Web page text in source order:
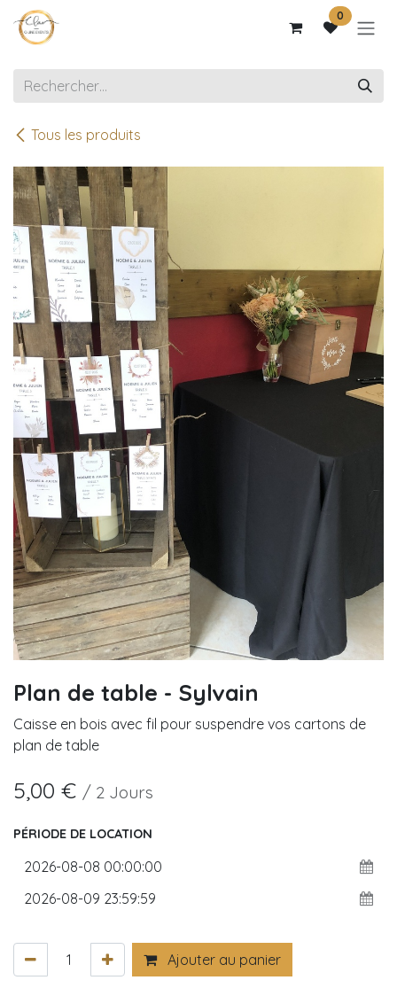
Se rendre au contenu 0
Tous les produits
Plan de table - Sylvain
Caisse en bois avec fil pour suspendre vos cartons de
plan de table
5,00 € / 2 Jours
PÉRIODE DE LOCATION
Ajouter au panier